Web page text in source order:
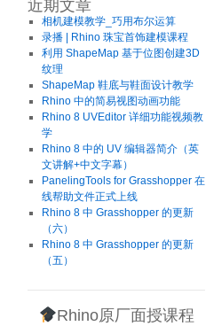
近期文章
相机建模教学_巧用布尔运算
录播 | Rhino 珠宝首饰建模课程
利用 ShapeMap 基于位图创建3D
纹理
ShapeMap 鞋底与鞋面设计教学
Rhino 中的简易视图动画功能
Rhino 8 UVEditor 详细功能视频教
学
Rhino 8 中的 UV 编辑器简介（英
文讲解+中文字幕）
PanelingTools for Grasshopper 在
线帮助文件正式上线
Rhino 8 中 Grasshopper 的更新
（六）
Rhino 8 中 Grasshopper 的更新
（五）
Rhino原厂面授课程